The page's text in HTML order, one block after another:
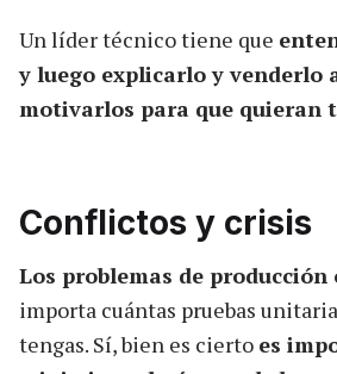
Un líder técnico tiene que
y luego explicarlo y venderlo
motivarlos para que quieran
Conflictos y crisis
Los problemas de producción
importa cuántas pruebas
tengas. Sí, bien es cierto es